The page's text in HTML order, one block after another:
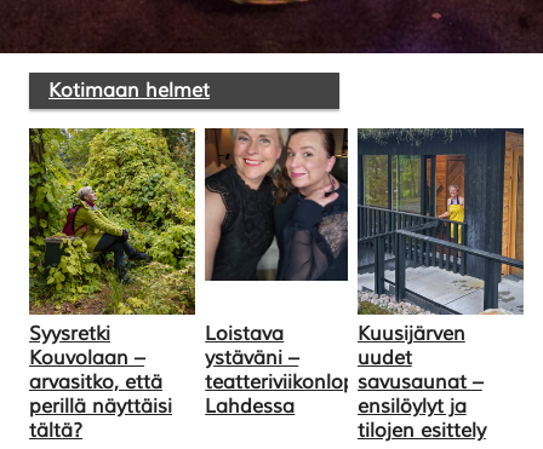
SULJE HAKU ✕
Kotimaan helmet
Syysretki
Kouvolaan –
arvasitko, että
perillä näyttäisi
tältä?
Loistava
ystäväni –
teatteriviikonloppu
Lahdessa
Kuusijärven
uudet
savusaunat –
ensilöylyt ja
tilojen esittely